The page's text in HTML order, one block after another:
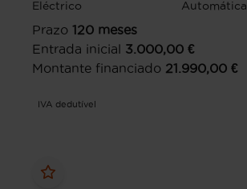
Eléctrico Automática
Prazo 120 meses
Entrada inicial 3.000,00 €
Montante financiado 21.990,00 €
IVA dedutível